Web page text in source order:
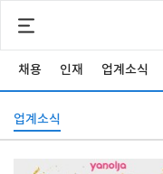
채용 인재 업계소식
업계소식